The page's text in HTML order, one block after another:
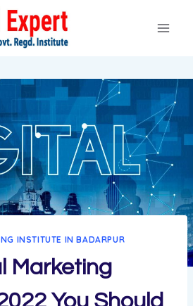
INSTITUTE IN BADARPUR
Marketing
You Should